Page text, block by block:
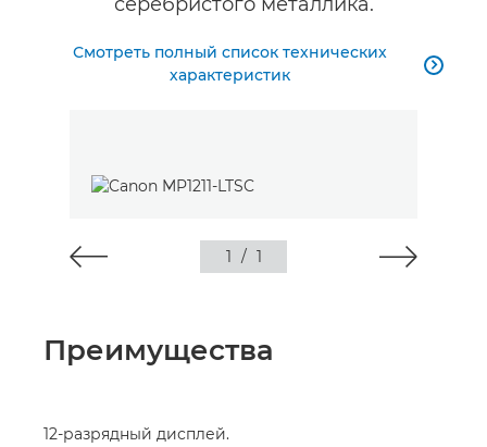
Смотреть полный список технических
характеристик

1 / 1
Преимущества
12-разрядный дисплей.